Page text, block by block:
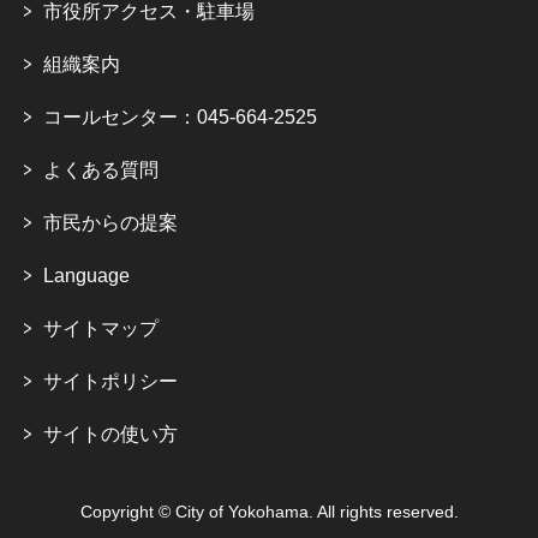
市役所アクセス・駐車場
組織案内
コールセンター：045-664-2525
よくある質問
市民からの提案
Language
サイトマップ
サイトポリシー
サイトの使い方
Copyright © City of Yokohama. All rights reserved.